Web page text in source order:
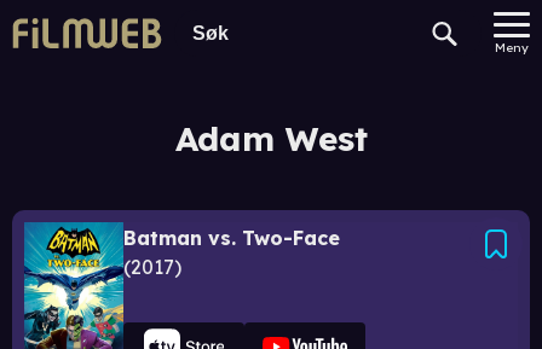
Meny
Adam West
Batman vs. Two-Face
2017